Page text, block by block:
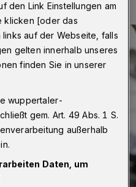
den Link Einstellungen am
klicken [oder das
auf der Webseite, falls
gelten innerhalb unseres
finden Sie in unserer
wuppertaler-
gem. Art. 49 Abs. 1 S.
außerhalb
Daten, um